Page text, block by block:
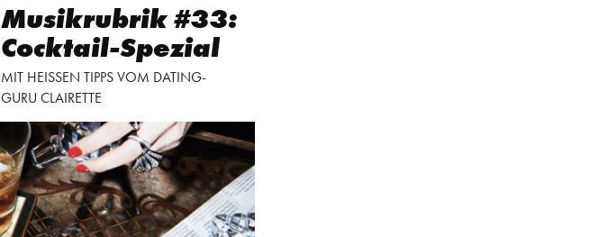
Musikrubrik #33:
Cocktail-Spezial
MIT HEISSEN TIPPS VOM DATING-
GURU CLAIRETTE